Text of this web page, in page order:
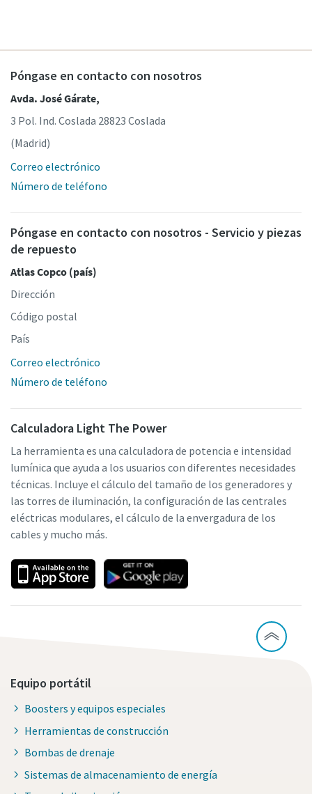
Póngase en contacto con nosotros
Avda. José Gárate,
3 Pol. Ind. Coslada 28823 Coslada
(Madrid)
Correo electrónico
Número de teléfono
Póngase en contacto con nosotros - Servicio y piezas
de repuesto
Atlas Copco (país)
Dirección
Código postal
País
Correo electrónico
Número de teléfono
Calculadora Light The Power
La herramienta es una calculadora de potencia e intensidad
lumínica que ayuda a los usuarios con diferentes necesidades
técnicas. Incluye el cálculo del tamaño de los generadores y
las torres de iluminación, la configuración de las centrales
eléctricas modulares, el cálculo de la envergadura de los
cables y mucho más.
Equipo portátil
Boosters y equipos especiales
Herramientas de construcción
Bombas de drenaje
Sistemas de almacenamiento de energía